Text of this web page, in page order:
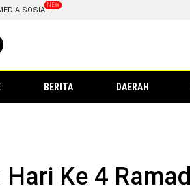
SOSIAL
BERITA DAERAH
Ke 4